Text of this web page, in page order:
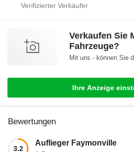
Verkaufen Sie
Fahrzeuge?
Mit uns - können Sie
Ihre Anzeige
Bewertungen
3.2
Auflieger Faymonville